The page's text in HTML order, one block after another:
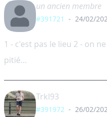
un ancien membre
#391721 - 24/02/
1 - c'est pas le lieu 2 - on
pitié…
Trkl93
#391972 - 26/02/